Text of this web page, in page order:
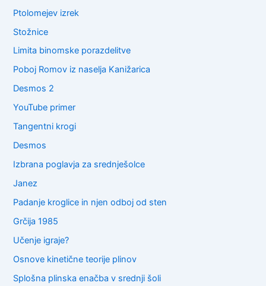
Ptolomejev izrek
Stožnice
Limita binomske porazdelitve
Poboj Romov iz naselja Kanižarica
Desmos 2
YouTube primer
Tangentni krogi
Desmos
Izbrana poglavja za srednješolce
Janez
Padanje kroglice in njen odboj od sten
Grčija 1985
Učenje igraje?
Osnove kinetične teorije plinov
Splošna plinska enačba v srednji šoli